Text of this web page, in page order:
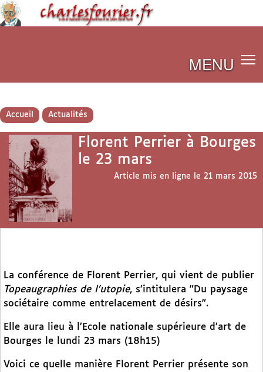
MENU
Accueil Actualités
Florent Perrier à Bourges
le 23 mars
Article mis en ligne le 21 mars 2015
La conférence de Florent Perrier, qui vient de publier
Topeaugraphies de l’utopie, s’intitulera "Du paysage
sociétaire comme entrelacement de désirs".
Elle aura lieu à l’Ecole nationale supérieure d’art de
Bourges le lundi 23 mars (18h15)
Voici ce quelle manière Florent Perrier présente son